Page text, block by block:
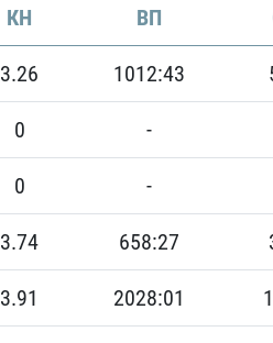
КН ВП
3.26 1012:43
0 -
0 -
3.74 658:27
3.91 2028:01